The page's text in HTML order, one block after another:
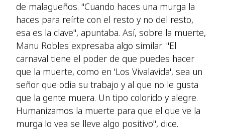
de malagueños. "Cuando haces una murga la
haces para reírte con el resto y no del resto,
esa es la clave", apuntaba. Así, sobre la muerte,
Manu Robles expresaba algo similar: "El
carnaval tiene el poder de que puedes hacer
que la muerte, como en 'Los Vivalavida', sea un
señor que odia su trabajo y al que no le gusta
que la gente muera. Un tipo colorido y alegre.
Humanizamos la muerte para que el que ve la
murga lo vea se lleve algo positivo", dice.